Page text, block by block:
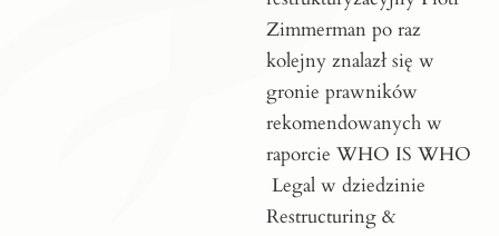
Zimmerman po raz
kolejny znalazł się w
gronie prawników
rekomendowanych w
raporcie WHO IS WHO
Legal w dziedzinie
Restructuring &